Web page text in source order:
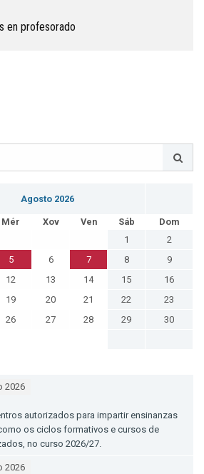
en profesorado
Agosto 2026
Mér Xov Ven Sáb
Dom
1
2
5 6 7 8
9
12 13 14 15
16
19 20 21 22
23
26 27 28 29
30
2026
autorizados para impartir ensinanzas
os ciclos formativos e cursos de
no curso 2026/27.
2026